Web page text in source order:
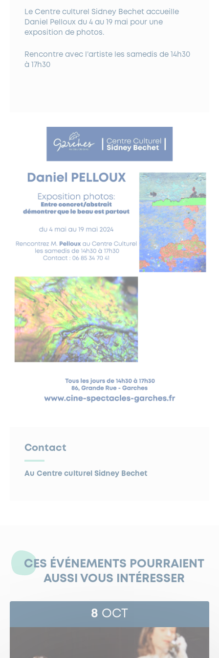
Le Centre culturel Sidney Bechet accueille
Daniel Pelloux du 4 au 19 mai pour une
exposition de photos.
Rencontre avec l’artiste les samedis de 14h30
à 17h30
Contact
Au Centre culturel Sidney Bechet
CES ÉVÉNEMENTS POURRAIENT
AUSSI VOUS INTÉRESSER
8 OCT